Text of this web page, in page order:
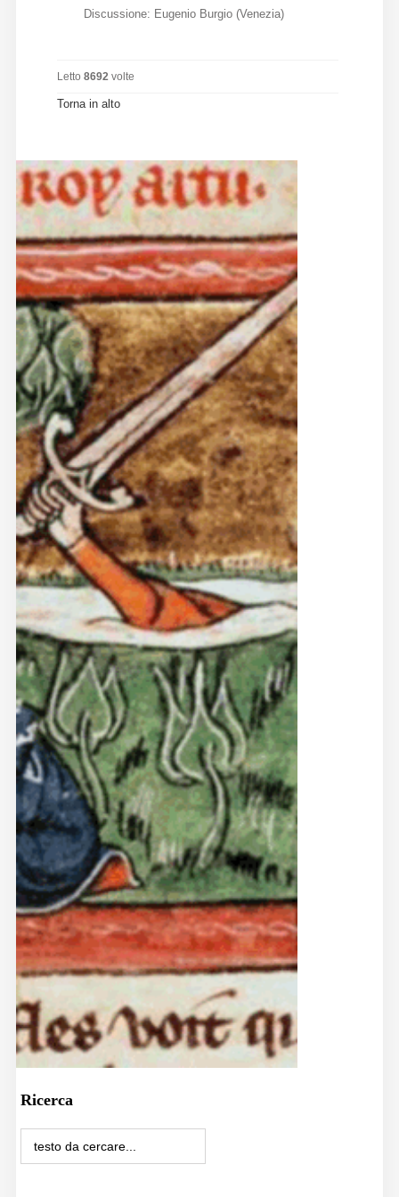
Discussione: Eugenio Burgio (Venezia)
Letto 8692 volte
Torna in alto
Ricerca